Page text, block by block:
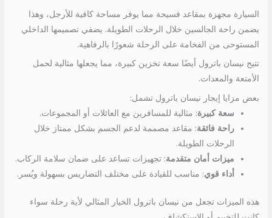
السيارة مجهزة بمقاعد فسيحة مما يوفر مساحة كافية للأرجل، وهذا
يضمن راحة الجالسين خلال الرحلات الطويلة. يضفي تصميمها الداخلي
المستوحى من الفخامة على الرحلة شعورًا بالرفاهية.
تتيح نيسان باترول أيضًا سعة تخزين كبيرة، مما يجعلها مثالية لحمل
الأمتعة والمعدات.
بعض مزايا إيجار نيسان باترول تشمل:
سعة كبيرة: مثالية للمسافرين مع العائلات أو المجموعات.
راحة فائقة: مقاعد مصممة لدعم الجسم بشكل ممتاز خلال
الرحلات الطويلة.
ميزات أمان متقدمة: تجهيزات تساعد على ضمان سلامة الركاب.
أداء قوي: مناسب للقيادة على مختلف التضاريس بسهولة ويُسر.
هذه الميزات تجعل من نيسان باترول الخيار المثالي لأية رحلة سواء